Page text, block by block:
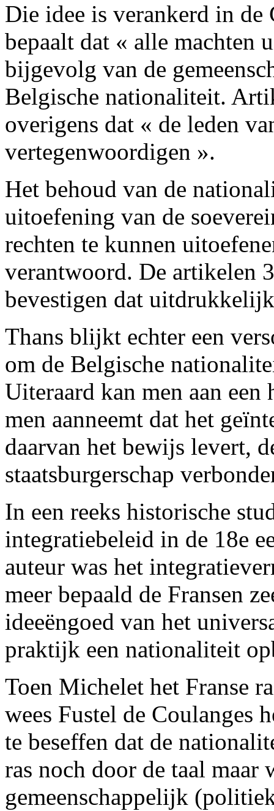
Die idee is verankerd in
bepaalt dat « alle machten
bijgevolg van de
Belgische nationaliteit.
overigens dat « de leden
vertegenwoordigen ».
Het behoud van de
uitoefening van de
rechten te kunnen
verantwoord. De artikelen
bevestigen dat
Thans blijkt echter een
om de Belgische
Uiteraard kan men aan
men aanneemt dat het
daarvan het bewijs levert,
staatsburgerschap
In een reeks historische
integratiebeleid in de 18e
auteur was het
meer bepaald de Fransen
ideeëngoed van het
praktijk een nationaliteit
Toen Michelet het Franse
wees Fustel de Coulanges
te beseffen dat de
ras noch door de taal maar
gemeenschappelijk